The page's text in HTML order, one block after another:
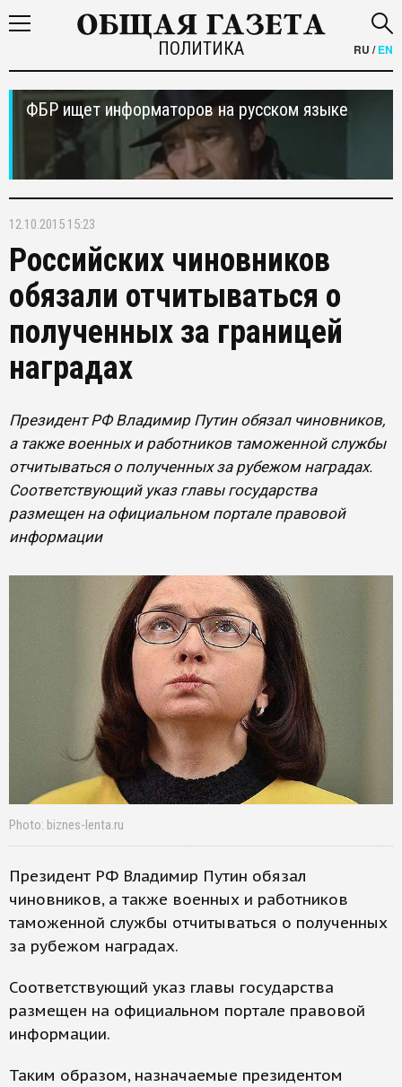
ПОЛИТИКА RU /EN
ФБР ищет информаторов на русском языке
12.10.2015 15:23
Российских чиновников
обязали отчитываться о
полученных за границей
наградах
Президент РФ Владимир Путин обязал чиновников,
а также военных и работников таможенной службы
отчитываться о полученных за рубежом наградах.
Соответствующий указ главы государства
размещен на официальном портале правовой
информации
Photo: biznes-lenta.ru
Президент РФ Владимир Путин обязал
чиновников, а также военных и работников
таможенной службы отчитываться о полученных
за рубежом наградах.
Соответствующий указ главы государства
размещен на официальном портале правовой
информации.
Таким образом, назначаемые президентом